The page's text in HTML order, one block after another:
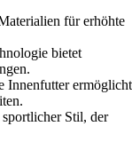
für erhöhte
bietet
Innenfutter ermöglicht
Stil, der